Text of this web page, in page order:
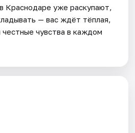
Краснодаре уже раскупают,
— вас ждёт тёплая,
чувства в каждом